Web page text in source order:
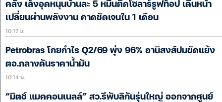
คลัง เล็งอุดหนุนบ้านละ 5 หมื่นติดโซลาร์รูฟท็อป เดินหน้า
เปลี่ยนผ่านพลังงาน คาดชัดเจนใน 1 เดือน
10:17 น.
Petrobras โกยกำไร Q2/69 พุ่ง 96% อานิสงส์ปมขัดแย้ง
ตอ.กลางดันราคาน้ำมัน
10:14 น.
“มิตช์ แมคคอนเนลล์” สว.รีพับลิกันรุ่นใหญ่ ออกจากศูนย์